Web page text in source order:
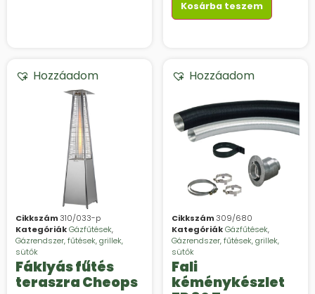
Kosárba teszem
Hozzáadom
Cikkszám 310/033-p
KategóriákGázfűtések,
Gázrendszer, fűtések, grillek,
sütők
Fáklyás fűtés
teraszra Cheops
Hozzáadom
Cikkszám 309/680
KategóriákGázfűtések,
Gázrendszer, fűtések, grillek,
sütők
Fali
kéménykészlet